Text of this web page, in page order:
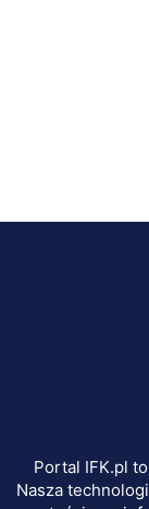
Portal IFK.pl
Nasza